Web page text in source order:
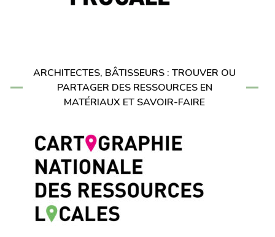
ARCHITECTES, BÂTISSEURS : TROUVER OU
PARTAGER DES RESSOURCES EN
MATÉRIAUX ET SAVOIR-FAIRE